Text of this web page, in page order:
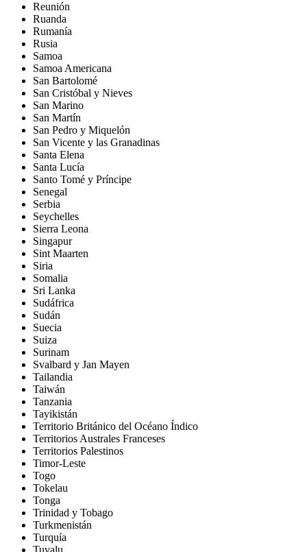
Reunión
Ruanda
Rumanía
Rusia
Samoa
Samoa Americana
San Bartolomé
San Cristóbal y Nieves
San Marino
San Martín
San Pedro y Miquelón
San Vicente y las Granadinas
Santa Elena
Santa Lucía
Santo Tomé y Príncipe
Senegal
Serbia
Seychelles
Sierra Leona
Singapur
Sint Maarten
Siria
Somalia
Sri Lanka
Sudáfrica
Sudán
Suecia
Suiza
Surinam
Svalbard y Jan Mayen
Tailandia
Taiwán
Tanzania
Tayikistán
Territorio Británico del Océano Índico
Territorios Australes Franceses
Territorios Palestinos
Timor-Leste
Togo
Tokelau
Tonga
Trinidad y Tobago
Turkmenistán
Turquía
Tuvalu